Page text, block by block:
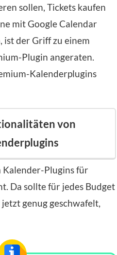
sollen, Tickets kaufen
mit Google Calendar
ist der Griff zu einem
Plugin angeraten.
Kalenderplugins
von
Kalender-Plugins für
Da sollte für jedes Budget
genug geschwafelt,